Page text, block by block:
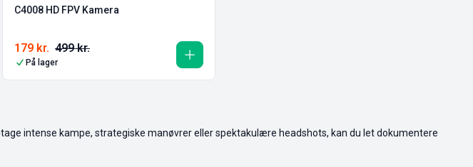
C4008 HD FPV Kamera
499kr.
179 kr.
På lager
intense kampe, strategiske manøvrer eller spektakulære headshots, kan du let dokumentere